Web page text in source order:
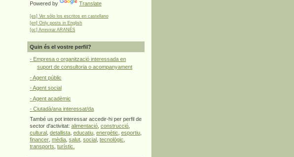
Powered by Translate
[es] Ver sólo los escritos en castellano
[en] Only posts in English
[oc] Arrevirar ARANÉS
Quin és el vostre perfil?
- Empresa o organització interessada en
suport de consultoria o acompanyament
- Agent públic
- Agent social
- Agent acadèmic
- Ciutadà/ana interessat/da
També us pot interessar accedir-hi per perfil de
sector d'activitat: alimentació construcció
cultural detallista educatiu energètic esportiu
financer mèdia salut social tecnològic
transports turístic.